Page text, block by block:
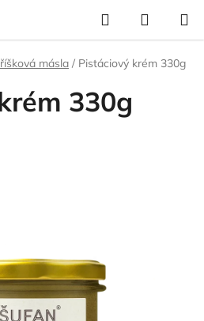
Hledat
KOŠÍK
másla / Pistáciový krém 330g
330g